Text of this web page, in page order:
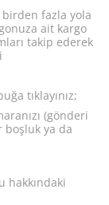
fazla yola
ait kargo
takip ederek
tıklayınız;
(gönderi
boşluk ya da
hakkındaki